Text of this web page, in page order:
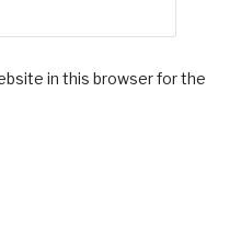
in this browser for the